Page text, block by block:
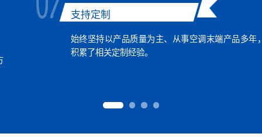
支持定制
始终坚持以产品质量为主、从事空调末端产品多年
积累了相关定制经验。